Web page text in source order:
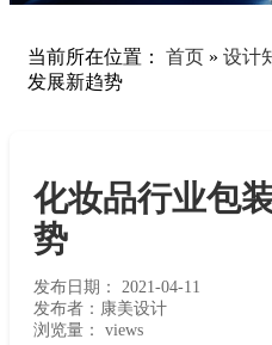
当前所在位置： 首页 » 设计
发展新趋势
化妆品行业包
势
发布日期： 2021-04-11
发布者：康美设计
浏览量： views